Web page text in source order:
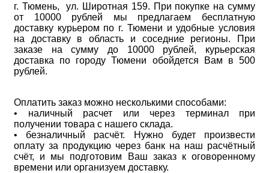
г. Тюмень, ул. Широтная 159. При покупке на сумму
от 10000 рублей мы предлагаем бесплатную
доставку курьером по г. Тюмени и удобные условия
на доставку в область и соседние регионы. При
заказе на сумму до 10000 рублей, курьерская
доставка по городу Тюмени обойдется Вам в 500
рублей.
Оплатить заказ можно несколькими способами:
• наличный расчет или через терминал при
получении товара с нашего склада.
• безналичный расчёт. Нужно будет произвести
оплату за продукцию через банк на наш расчётный
счёт, и мы подготовим Ваш заказ к оговоренному
времени или организуем доставку.